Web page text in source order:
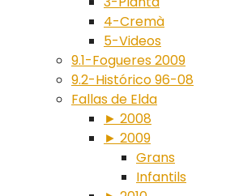
4-Cremà
5-Videos
9.1-Fogueres 2009
9.2-Histórico 96-08
Fallas de Elda
► 2008
► 2009
Grans
Infantils